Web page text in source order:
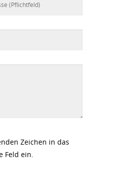
Zeichen in das
Feld ein.